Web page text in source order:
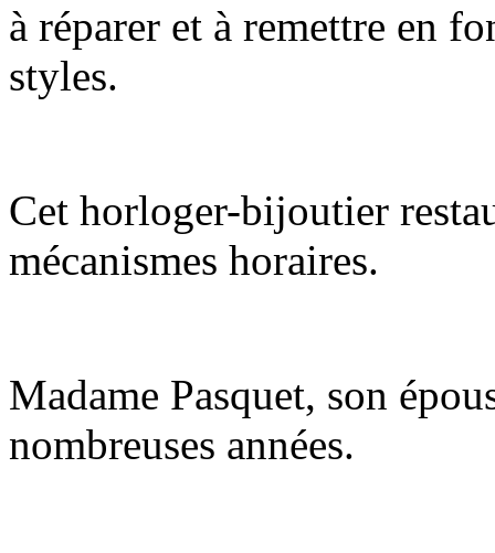
à réparer et à remettre en
styles.
Cet horloger-bijoutier
mécanismes horaires.
Madame Pasquet, son
nombreuses années.